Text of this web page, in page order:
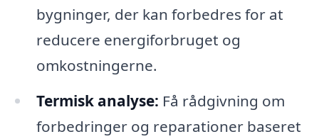
bygninger, der kan forbedres for at
reducere energiforbruget og
omkostningerne.
Termisk analyse: Få rådgivning om
forbedringer og reparationer baseret